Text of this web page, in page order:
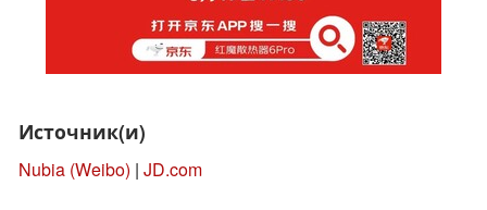
Источник(и)
Nubia (Weibo) | JD.com